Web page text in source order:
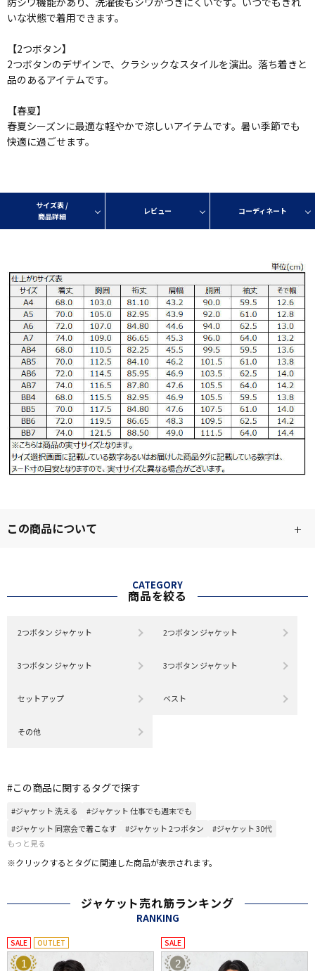
いな状態で着用できます。
【2つボタン】
2つボタンのデザインで、クラシックなスタイルを演出。落ち着きと
品のあるアイテムです。
【春夏】
春夏シーズンに最適な軽やかで涼しいアイテムです。暑い季節でも
快適に過ごせます。
サイズ表 /
商品詳細
レビュー コーディネート
この商品について
CATEGORY
商品を絞る
2つボタン ジャケット 2つボタン ジャケット
3つボタン ジャケット 3つボタン ジャケット
セットアップ ベスト
その他
#この商品に関するタグで探す
#ジャケット 洗える
#ジャケット 仕事でも週末でも
#ジャケット 同窓会で着こなす
#ジャケット 2つボタン
#ジャケット 30代
もっと見る
※クリックするとタグに関連した商品が表示されます。
ジャケット売れ筋ランキング
RANKING
SALE OUTLET
1
SALE
2